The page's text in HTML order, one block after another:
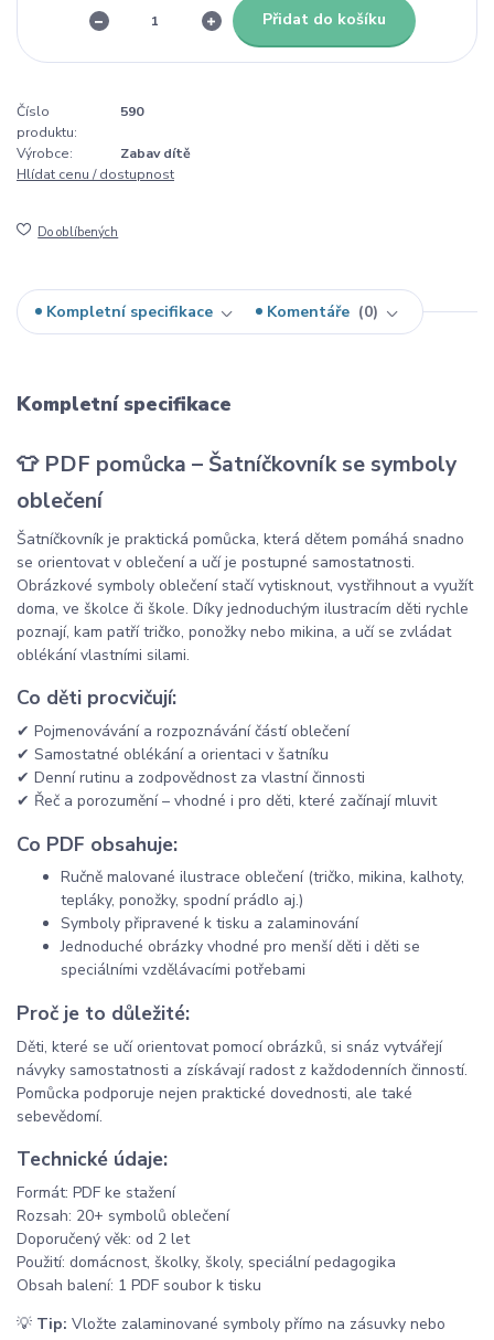
Přidat do košíku
Číslo
produktu:
590
Výrobce:
Zabav dítě
Hlídat cenu / dostupnost
Do oblíbených
Kompletní specifikace Komentáře 0
Kompletní specifikace
👕 PDF pomůcka – Šatníčkovník se symboly
oblečení
Šatníčkovník je praktická pomůcka, která dětem pomáhá snadno
se orientovat v oblečení a učí je postupné samostatnosti.
Obrázkové symboly oblečení stačí vytisknout, vystřihnout a využít
doma, ve školce či škole. Díky jednoduchým ilustracím děti rychle
poznají, kam patří tričko, ponožky nebo mikina, a učí se zvládat
oblékání vlastními silami.
Co děti procvičují:
✔ Pojmenovávání a rozpoznávání částí oblečení
✔ Samostatné oblékání a orientaci v šatníku
✔ Denní rutinu a zodpovědnost za vlastní činnosti
✔ Řeč a porozumění – vhodné i pro děti, které začínají mluvit
Co PDF obsahuje:
Ručně malované ilustrace oblečení (tričko, mikina, kalhoty,
tepláky, ponožky, spodní prádlo aj.)
Symboly připravené k tisku a zalaminování
Jednoduché obrázky vhodné pro menší děti i děti se
speciálními vzdělávacími potřebami
Proč je to důležité:
Děti, které se učí orientovat pomocí obrázků, si snáz vytvářejí
návyky samostatnosti a získávají radost z každodenních činností.
Pomůcka podporuje nejen praktické dovednosti, ale také
sebevědomí.
Technické údaje:
Formát: PDF ke stažení
Rozsah: 20+ symbolů oblečení
Doporučený věk: od 2 let
Použití: domácnost, školky, školy, speciální pedagogika
Obsah balení: 1 PDF soubor k tisku
💡 Tip: Vložte zalaminované symboly přímo na zásuvky nebo